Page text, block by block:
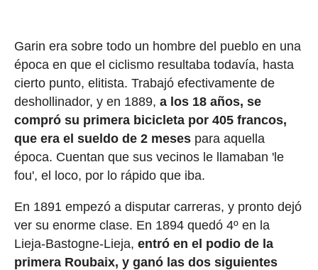
Garin era sobre todo un hombre del pueblo en una
época en que el ciclismo resultaba todavía, hasta
cierto punto, elitista. Trabajó efectivamente de
deshollinador, y en 1889, a los 18 años, se
compró su primera bicicleta por 405 francos,
que era el sueldo de 2 mesespara aquella
época. Cuentan que sus vecinos le llamaban 'le
fou', el loco, por lo rápido que iba.
En 1891 empezó a disputar carreras, y pronto dejó
ver su enorme clase. En 1894 quedó 4º en la
Lieja-Bastogne-Lieja, entró en el podio de la
primera Roubaix, y ganó las dos siguientes